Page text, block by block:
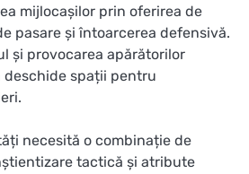
mijlocașilor prin oferirea de
pasare și întoarcerea defensivă.
și provocarea apărătorilor
deschide spații pentru
necesită o combinație de
tactică și atribute